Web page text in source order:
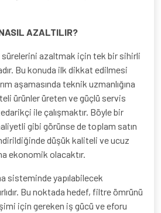
AZALTILIR?
sürelerini azaltmak için tek bir sihirli
Bu konuda ilk dikkat edilmesi
aşamasında teknik uzmanlığına
ürünler üreten ve güçlü servis
ile çalışmaktır. Böyle bir
gibi görünse de toplam satın
düşük kaliteli ve ucuz
ekonomik olacaktır.
sisteminde yapılabilecek
Bu noktada hedef, filtre ömrünü
için gereken iş gücü ve eforu